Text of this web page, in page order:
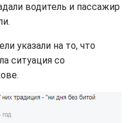
водитель и пассажир
указали на то, что
ситуация со